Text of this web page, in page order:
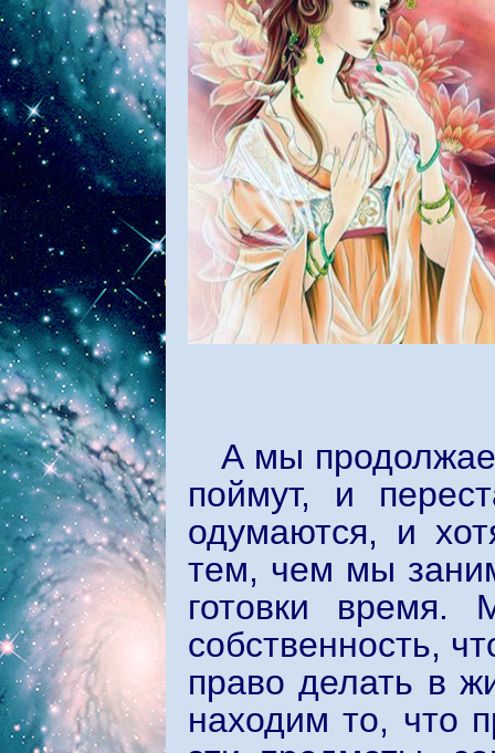
А мы
поймут, и
одумаются, и
тем, чем мы
готовки
собственность,
право делать в
находим то, что